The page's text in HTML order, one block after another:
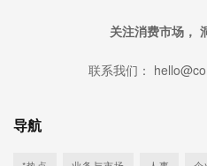
关注消费市场，
联系我们：
导航